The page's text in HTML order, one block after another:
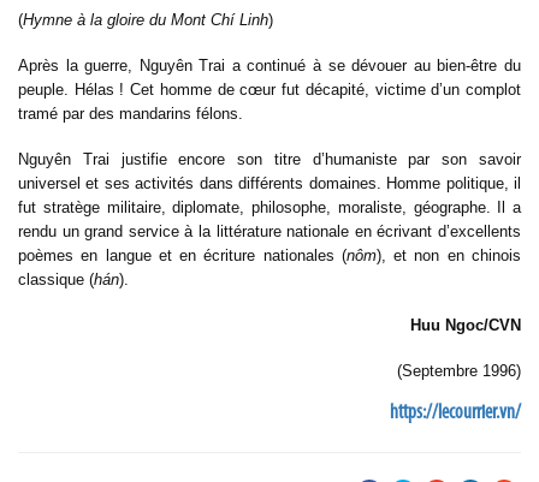
(Hymne à la gloire du Mont Chí Linh)
Après la guerre, Nguyên Trai a continué à se dévouer au bien-être du
peuple. Hélas ! Cet homme de cœur fut décapité, victime d’un complot
tramé par des mandarins félons.
Nguyên Trai justifie encore son titre d’humaniste par son savoir
universel et ses activités dans différents domaines. Homme politique, il
fut stratège militaire, diplomate, philosophe, moraliste, géographe. Il a
rendu un grand service à la littérature nationale en écrivant d’excellents
poèmes en langue et en écriture nationales (nôm), et non en chinois
classique (hán).
Huu Ngoc/CVN
(Septembre 1996)
https://lecourrier.vn/